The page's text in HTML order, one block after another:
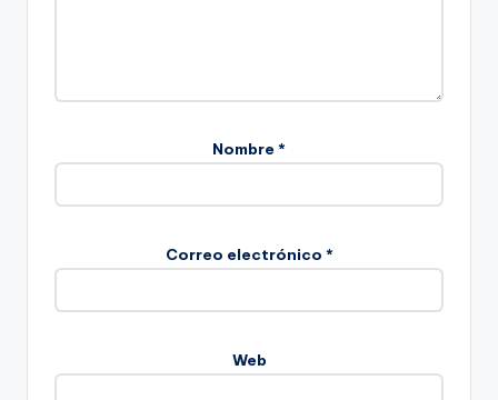
Nombre *
Correo electrónico *
Web